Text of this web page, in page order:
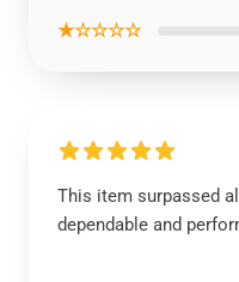
★☆☆☆☆
This item surpassed
dependable and